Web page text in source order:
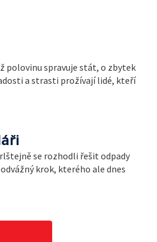
polovinu spravuje stát, o zbytek
a strasti prožívají lidé, kteří
se rozhodli řešit odpady
krok, kterého ale dnes